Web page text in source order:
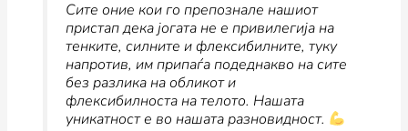
Сите оние кои го препознале нашиот
пристап дека јогата не е привилегија на
тенките, силните и флексибилните, туку
напротив, им припаѓа подеднакво на сите
без разлика на обликот и
флексибилноста на телото. Нашата
уникатност е во нашата разновидност.